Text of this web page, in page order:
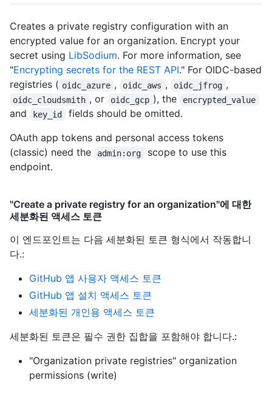
Creates a private registry configuration with an
encrypted value for an organization. Encrypt your
secret using LibSodium. For more information, see
"Encrypting secrets for the REST API." For OIDC-based
registries ( oidc_azure , oidc_aws , oidc_jfrog ,
oidc_cloudsmith , or oidc_gcp ), the encrypted_value
and key_id
fields should be omitted.
OAuth app tokens and personal access tokens
(classic) need the
admin:org
scope to use this
endpoint.
"Create a private registry for an organization"에 대한
세분화된 액세스 토큰
이 엔드포인트는 다음 세분화된 토큰 형식에서 작동합니
다.:
GitHub 앱 사용자 액세스 토큰
GitHub 앱 설치 액세스 토큰
세분화된 개인용 액세스 토큰
세분화된 토큰은 필수 권한 집합을 포함해야 합니다.:
"Organization private registries" organization
permissions (write)